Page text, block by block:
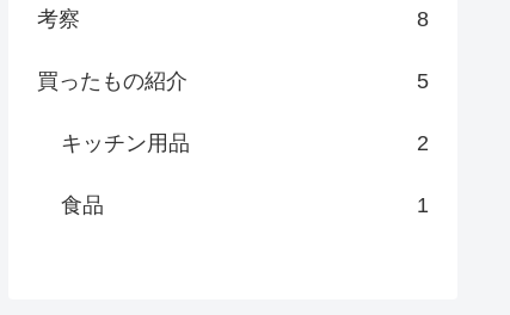
考察 8
買ったもの紹介 5
キッチン用品 2
食品 1